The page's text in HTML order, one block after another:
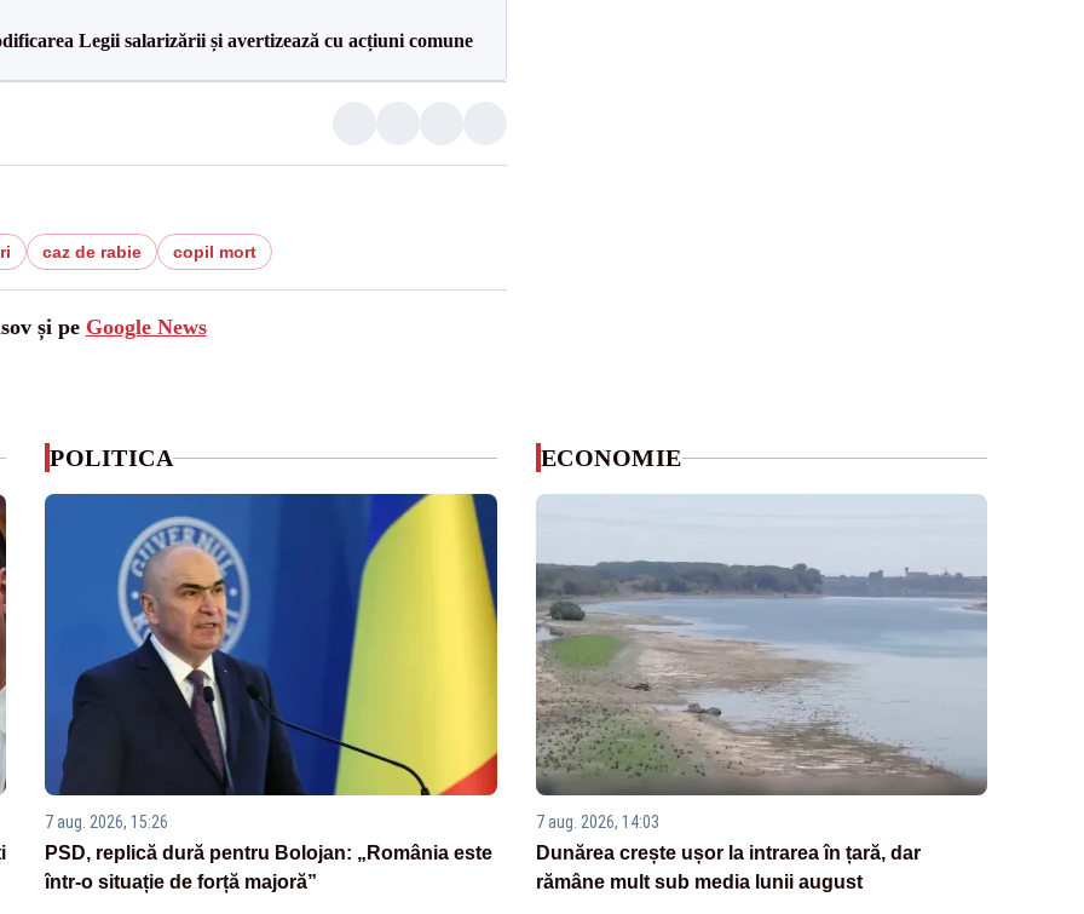
Legii salarizării și avertizează cu acțiuni comune
caz de rabie copil mort
și pe Google News
POLITICA
7 aug. 2026, 15:26
PSD, replică dură pentru Bolojan: „România este
într-o situație de forță majoră”
ECONOMIE
7 aug. 2026, 14:03
Dunărea crește ușor la intrarea în țară, dar
rămâne mult sub media lunii august